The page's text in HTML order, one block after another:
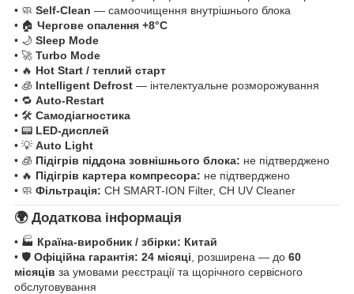
• 🧼 Self-Clean — самоочищення внутрішнього блока
• 🏠 Чергове опалення +8°C
• 🌙 Sleep Mode
• 🚀 Turbo Mode
• 🔥 Hot Start / теплий старт
• 🧊 Intelligent Defrost — інтелектуальне розморожування
• 🔁 Auto-Restart
• 🛠️ Самодіагностика
• 📟 LED-дисплей
• 💡 Auto Light
• 🧊 Підігрів піддона зовнішнього блока: не підтверджено
• 🔥 Підігрів картера компресора: не підтверджено
• 🧼 Фільтрація: CH SMART-ION Filter, CH UV Cleaner
🌍 Додаткова інформація
• 🏭 Країна-виробник / збірки: Китай
• 🛡️ Офіційна гарантія: 24 місяці , розширена — до 60
місяців за умовами реєстрації та щорічного сервісного
обслуговування